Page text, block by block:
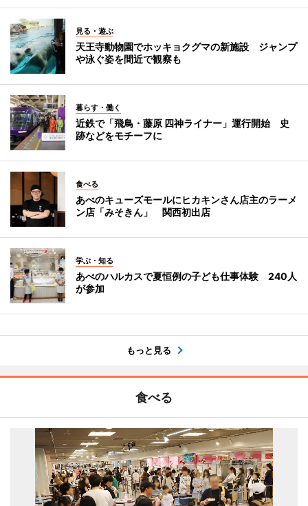
見る・遊ぶ
天王寺動物園でホッキョクグマの新施設 ジャンプ
や泳ぐ姿を間近で観察も
暮らす・働く
近鉄で「飛鳥・藤原 四神ライナー」運行開始 史
跡などをモチーフに
食べる
あべのキューズモールにヒカキンさん店主のラーメ
ン店「みそきん」 関西初出店
学ぶ・知る
あべのハルカスで夏恒例の子ども仕事体験 240人
が参加
もっと見る
食べる